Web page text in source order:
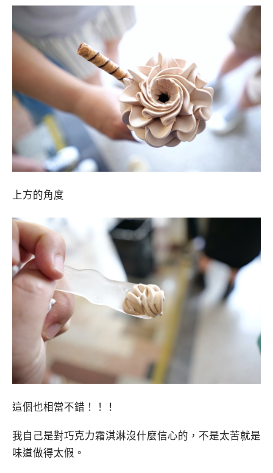
上方的角度
這個也相當不錯！！！
我自己是對巧克力霜淇淋沒什麼信心的，不是太苦就是
味道做得太假。